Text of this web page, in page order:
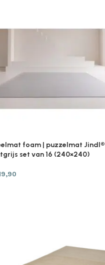
foam | puzzelmat Jindl®
set van 16 (240×240)